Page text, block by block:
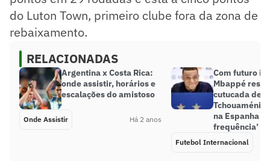
do Luton Town, primeiro clube fora da zona de
rebaixamento.
RELACIONADAS
Argentina x Costa Rica:
onde assistir, horários e
escalações do amistoso
Onde Assistir Há 2 anos
Com futuro
Mbappé
cutucada de
Tchouaméni:
na Espanha
frequência’
Futebol Internacional